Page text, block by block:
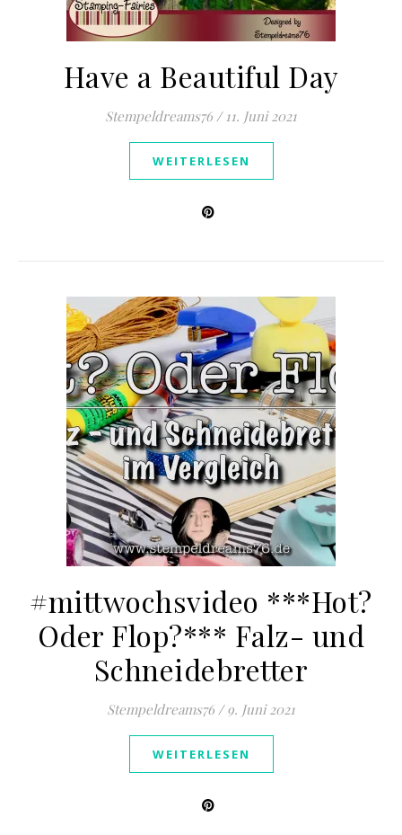
Have a Beautiful Day
Stempeldreams76 / 11. Juni 2021
WEITERLESEN
#mittwochsvideo ***Hot?
Oder Flop?*** Falz- und
Schneidebretter
Stempeldreams76 / 9. Juni 2021
WEITERLESEN